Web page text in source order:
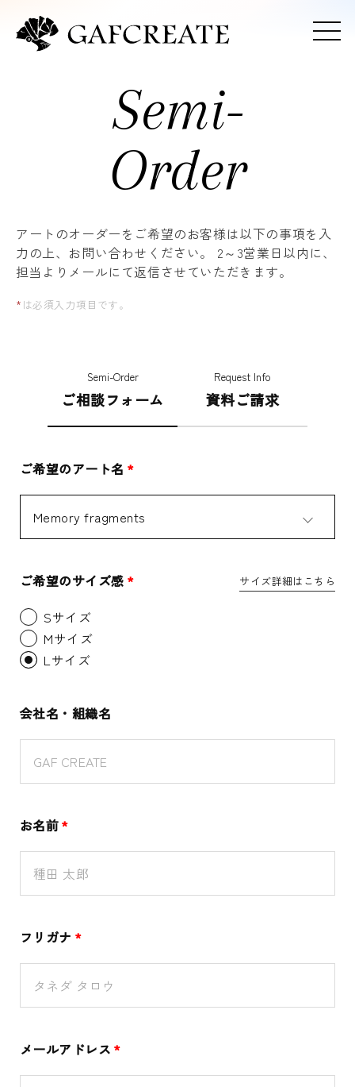
Semi-
Order
アートのオーダーをご希望のお客様は以下の事項を入
力の上、お問い合わせください。 2～3営業日以内に、
担当よりメールにて返信させていただきます。
* は必須入力項目です。
Semi-Order
ご相談フォーム
Request Info
資料ご請求
ご希望のアート名 *
ご希望のサイズ感 * サイズ詳細はこちら
Sサイズ
Mサイズ
Lサイズ
会社名・組織名
お名前*
フリガナ *
メールアドレス *